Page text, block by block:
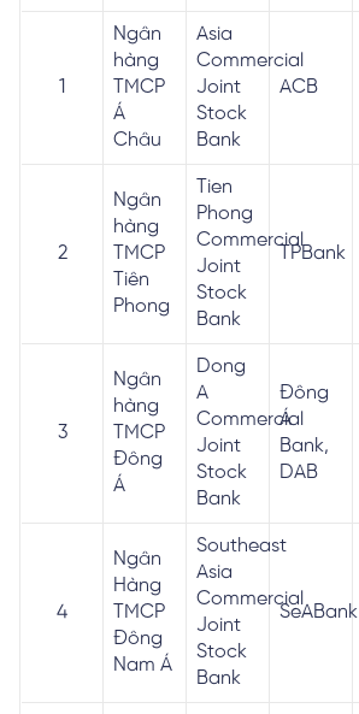
1
Ngân
hàng
TMCP
Á
Châu
Asia
Commercial
Joint
Stock
Bank
ACB
2
Ngân
hàng
TMCP
Tiên
Phong
Tien
Phong
Commercial
Joint
Stock
Bank
TPBank
3
Ngân
hàng
TMCP
Đông
Á
Dong
A
Commercial
Joint
Stock
Bank
Đông
Á
Bank,
DAB
4
Ngân
Hàng
TMCP
Đông
Nam Á
Southeast
Asia
Commercial
Joint
Stock
Bank
SeABank